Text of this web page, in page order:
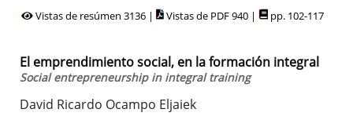
Vistas de resúmen 3136 | Vistas de PDF 940 | pp. 102-117
El emprendimiento social, en la formación integral
Social entrepreneurship in integral training
David Ricardo Ocampo Eljaiek